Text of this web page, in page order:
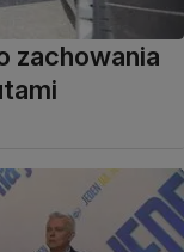
zachowania